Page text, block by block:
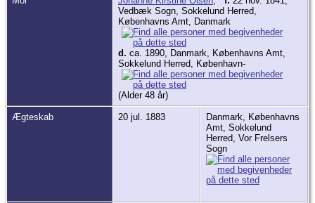
Vedbæk Sogn, Sokkelund Herred,
Københavns Amt, Danmark
d. ca. 1890, Danmark, Københavns Amt,
Sokkelund Herred, København-
(Alder 48 år)
Ægteskab 20 jul. 1883
Danmark, Københavns
Amt, Sokkelund
Herred, Vor Frelsers
Sogn